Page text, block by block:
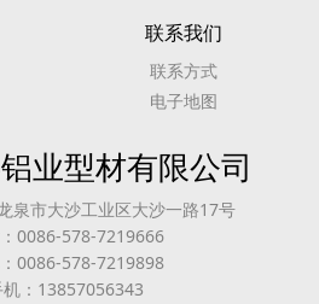
联系我们
联系方式
电子地图
业型材有限公司
泉市大沙工业区大沙一路17号
0086-578-7219666
0086-578-7219898
：13857056343